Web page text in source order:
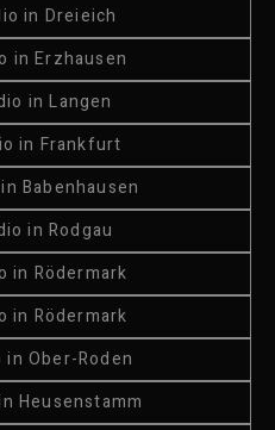
in Dreieich
in Erzhausen
in Langen
in Frankfurt
Babenhausen
in Rodgau
in Rödermark
in Rödermark
Ober-Roden
Heusenstamm